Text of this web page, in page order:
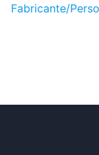
Fabricante/